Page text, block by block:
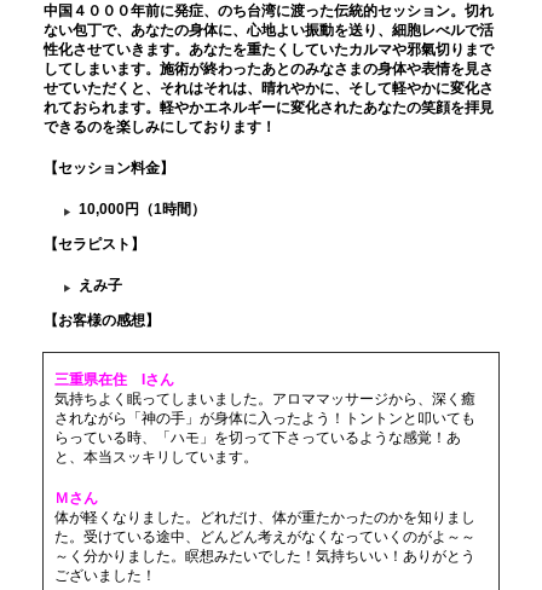
中国４０００年前に発症、のち台湾に渡った伝統的セッション。切れ
ない包丁で、あなたの身体に、心地よい振動を送り、細胞レべルで活
性化させていきます。あなたを重たくしていたカルマや邪氣切りまで
してしまいます。施術が終わったあとのみなさまの身体や表情を見さ
せていただくと、それはそれは、晴れやかに、そして軽やかに変化さ
れておられます。軽やかエネルギーに変化されたあなたの笑顔を拝見
できるのを楽しみにしております！
【セッション料金】
10,000円（1時間）
【セラピスト】
えみ子
【お客様の感想】
三重県在住 Iさん
気持ちよく眠ってしまいました。アロママッサージから、深く癒
されながら「神の手」が身体に入ったよう！トントンと叩いても
らっている時、「ハモ」を切って下さっているような感覚！あ
と、本当スッキリしています。
Ｍさん
体が軽くなりました。どれだけ、体が重たかったのかを知りまし
た。受けている途中、どんどん考えがなくなっていくのがよ～～
～く分かりました。瞑想みたいでした！気持ちいい！ありがとう
ございました！